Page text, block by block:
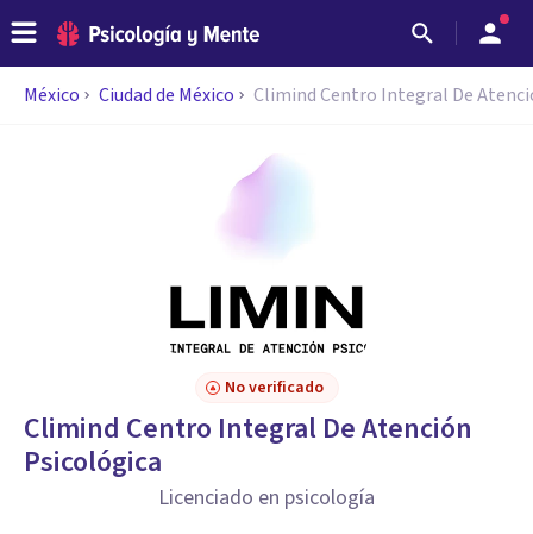
México Ciudad de México Climind Centro Integral De
No verificado
Climind Centro Integral De Atención
Psicológica
Licenciado en psicología